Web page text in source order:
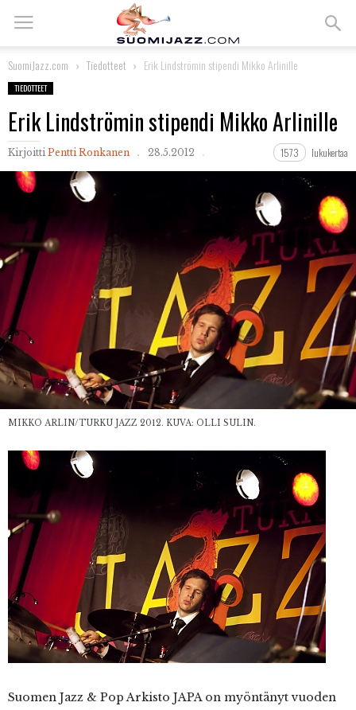
SuomiJazz.com Tiedotteet Erik Lindströmin stipendi Mikko Arlinille
TIEDOTTEET
Erik Lindströmin stipendi Mikko Arlinille
Kirjoitti Pentti Ronkanen 28.5.2012 1573 lukukertaa
MIKKO ARLIN/TURKU JAZZ 2012. KUVA: OLLI SULIN.
Suomen Jazz & Pop Arkisto JAPA on myöntänyt vuoden